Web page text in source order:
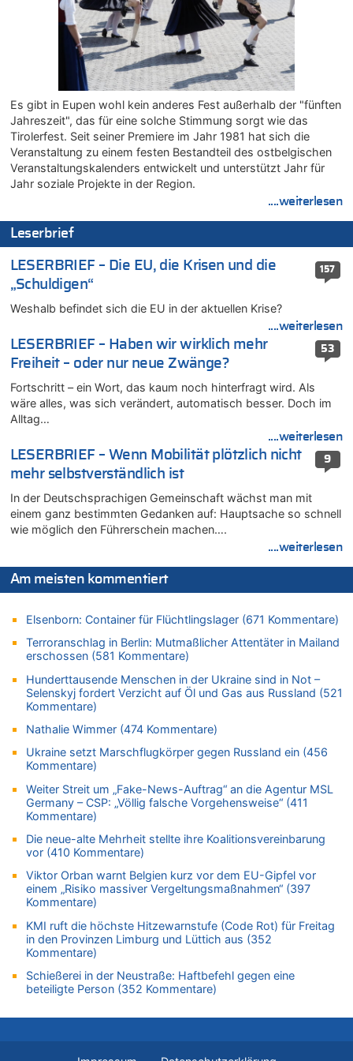
Aachen ab 11. August wieder Mekka des Pferdesports –
Belgien setzt bei Reit-WM auf starke Springreiter
05.08.2026 - 19:40 von Mungo zu
Es gibt mmer mehr Fälle von Fahrerflucht in Belgien –
Fußgänger und Radfahrer sind die häufigsten Opfer
05.08.2026 - 19:34 von Mungo zu
Warum die Waldbrände in Frankreich und Spanien Rekorde
brechen [Fragen & Antworten]
05.08.2026 - 19:21 von Hugo Egon Bernhard von Sinnen zu
Mehrere Menschen in Londons City niedergestochen
05.08.2026 - 19:17 von Pierre zu
Mehrere Menschen in Londons City niedergestochen
05.08.2026 - 19:16 von Mungo zu
05.08.2026 - 19:16 von Hugo Egon Bernhard von Sinnen zu
Wasserstand des Rheins in NRW so niedrig wie noch nie
05.08.2026 - 19:11 von Carine zu
05.08.2026 - 19:09 von Carine zu
Wie kam es zur Ceuta-Krise?
Wasserstand des Rheins in NRW so niedrig wie noch nie
05.08.2026 - 18:35 von Der Patriot zu
Wasserstand des Rheins in NRW so niedrig wie noch nie
05.08.2026 - 18:31 von Der Patriot zu
Mehrere Menschen in Londons City niedergestochen
05.08.2026 - 18:10 von Ach zu
Wasserstand des Rheins in NRW so niedrig wie noch nie
05.08.2026 - 17:32 von Peter G zu
Mehrere Menschen in Londons City niedergestochen
05.08.2026 - 17:19 von Chips zu
Wasserstand des Rheins in NRW so niedrig wie noch nie
Wasserstand des Rheins in NRW so niedrig wie noch nie
05.08.2026 - 17:05 von Dax zu
Wie kam es zur Ceuta-Krise?
05.08.2026 - 17:00 von Chips zu
Wasserstand des Rheins in NRW so niedrig wie noch nie
Wie kam es zur Ceuta-Krise?
05.08.2026 - 16:51 von Chips zu
Es gibt mmer mehr Fälle von Fahrerflucht in Belgien –
Fußgänger und Radfahrer sind die häufigsten Opfer
05.08.2026 - 16:47 von Hugo Egon Bernhard von Sinnen zu
Wasserstand des Rheins in NRW so niedrig wie noch nie
05.08.2026 - 16:44 von JoKrings zu
05.08.2026 - 16:14 von Patrick zu
Viktor Orban warnt Belgien kurz vor dem EU-Gipfel vor einem
05.08.2026 - 16:08 von Politiker zu
Warum die Waldbrände in Frankreich und Spanien Rekorde
brechen [Fragen & Antworten]
05.08.2026 - 15:59 von JoKrings zu
Es gibt in Eupen wohl kein anderes Fest außerhalb der "fünften
Jahreszeit", das für eine solche Stimmung sorgt wie das
Tirolerfest. Seit seiner Premiere im Jahr 1981 hat sich die
Veranstaltung zu einem festen Bestandteil des ostbelgischen
Veranstaltungskalenders entwickelt und unterstützt Jahr für
Jahr soziale Projekte in der Region.
....weiterlesen
Leserbrief
157
LESERBRIEF – Die EU, die Krisen und die
„Schuldigen“
Weshalb befindet sich die EU in der aktuellen Krise?
....weiterlesen
53
LESERBRIEF – Haben wir wirklich mehr
Freiheit – oder nur neue Zwänge?
Fortschritt – ein Wort, das kaum noch hinterfragt wird. Als
wäre alles, was sich verändert, automatisch besser. Doch im
Alltag…
....weiterlesen
9
LESERBRIEF – Wenn Mobilität plötzlich nicht
mehr selbstverständlich ist
In der Deutschsprachigen Gemeinschaft wächst man mit
einem ganz bestimmten Gedanken auf: Hauptsache so schnell
wie möglich den Führerschein machen….
....weiterlesen
Am meisten kommentiert
Elsenborn: Container für Flüchtlingslager (671 Kommentare)
Terroranschlag in Berlin: Mutmaßlicher Attentäter in Mailand
erschossen (581 Kommentare)
Hunderttausende Menschen in der Ukraine sind in Not –
Selenskyj fordert Verzicht auf Öl und Gas aus Russland (521
Kommentare)
Nathalie Wimmer (474 Kommentare)
Ukraine setzt Marschflugkörper gegen Russland ein (456
Kommentare)
Weiter Streit um „Fake-News-Auftrag“ an die Agentur MSL
Germany – CSP: „Völlig falsche Vorgehensweise“ (411
Kommentare)
Die neue-alte Mehrheit stellte ihre Koalitionsvereinbarung
vor (410 Kommentare)
Viktor Orban warnt Belgien kurz vor dem EU-Gipfel vor
einem „Risiko massiver Vergeltungsmaßnahmen“ (397
Kommentare)
KMI ruft die höchste Hitzewarnstufe (Code Rot) für Freitag
in den Provinzen Limburg und Lüttich aus (352
Kommentare)
Schießerei in der Neustraße: Haftbefehl gegen eine
beteiligte Person (352 Kommentare)